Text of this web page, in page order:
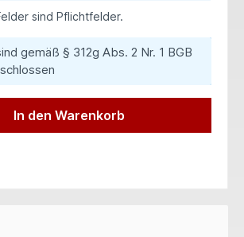
sind Pflichtfelder.
gemäß § 312g Abs. 2 Nr. 1 BGB
In den Warenkorb